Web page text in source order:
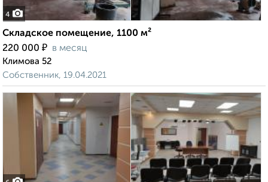
4
Складское помещение, 1100 м²
220 000 ₽ в месяц
Климова 52
Собственник, 19.04.2021